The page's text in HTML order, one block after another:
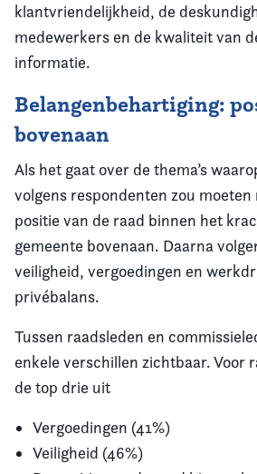
klantvriendelijkheid, de
medewerkers en de kwaliteit van
informatie.
Belangenbehartiging:
bovenaan
Als het gaat over de thema’s
volgens respondenten zou
positie van de raad binnen het
gemeente bovenaan. Daarna
veiligheid, vergoedingen en
privébalans.
Tussen raadsleden en
enkele verschillen zichtbaar. Voor
de top drie uit
Vergoedingen (41%)
Veiligheid (46%)